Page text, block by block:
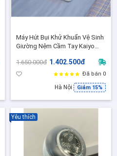
Máy Hút Bụi Khử Khuẩn Vệ Sinh
Giường Nệm Cầm Tay Kaiyo
13.000pa - BH 2 năm
1.650.000đ 1.402.500đ
Đã bán 0
Hà Nội Giảm 15%
Yêu thích